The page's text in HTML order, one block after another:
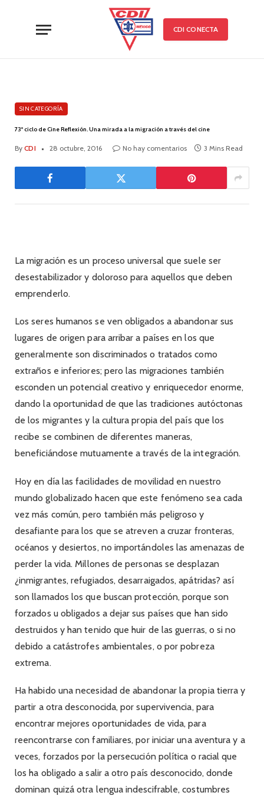
CDI CONECTA
SIN CATEGORÍA
73º ciclo de Cine Reflexión. Una mirada a la migración a través del cine
By CDI 28 octubre, 2016 No hay comentarios 3 Mins Read
La migración es un proceso universal que suele ser
desestabilizador y doloroso para aquellos que deben
emprenderlo.
Los seres humanos se ven obligados a abandonar sus
lugares de origen para arribar a países en los que
generalmente son discriminados o tratados como
extraños e inferiores; pero las migraciones también
esconden un potencial creativo y enriquecedor enorme,
dando la oportunidad de que las tradiciones autóctonas
de los migrantes y la cultura propia del país que los
recibe se combinen de diferentes maneras,
beneficiándose mutuamente a través de la integración.
Hoy en día las facilidades de movilidad en nuestro
mundo globalizado hacen que este fenómeno sea cada
vez más común, pero también más peligroso y
desafiante para los que se atreven a cruzar fronteras,
océanos y desiertos, no importándoles las amenazas de
perder la vida. Millones de personas se desplazan
¿inmigrantes, refugiados, desarraigados, apátridas? así
son llamados los que buscan protección, porque son
forzados u obligados a dejar sus países que han sido
destruidos y han tenido que huir de las guerras, o si no
debido a catástrofes ambientales, o por pobreza
extrema.
Ha habido una necesidad de abandonar la propia tierra y
partir a otra desconocida, por supervivencia, para
encontrar mejores oportunidades de vida, para
reencontrarse con familiares, por iniciar una aventura y a
veces, forzados por la persecución política o racial que
los ha obligado a salir a otro país desconocido, donde
dominan quizá otra lengua indescifrable, costumbres